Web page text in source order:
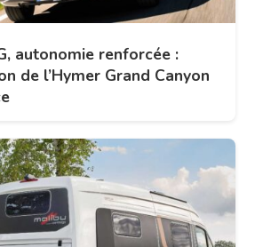
autonomie renforcée :
de l’Hymer Grand Canyon